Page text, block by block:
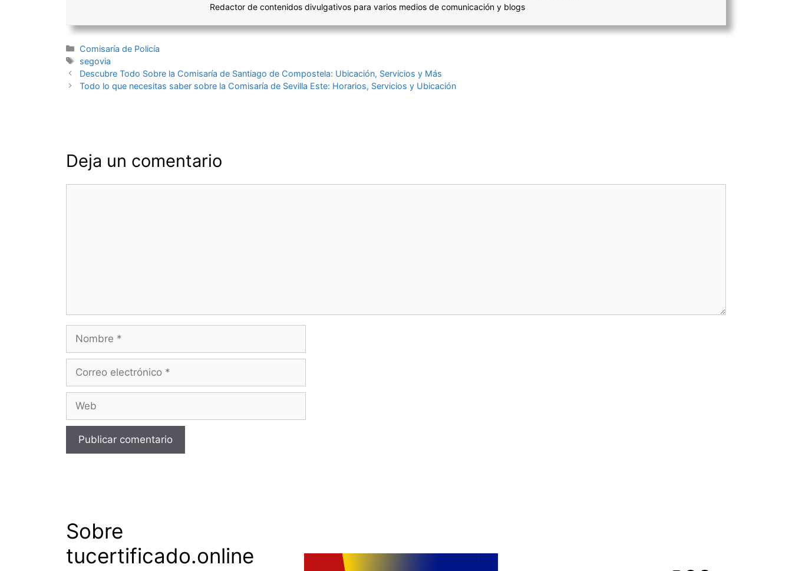
Redactor de contenidos divulgativos para varios medios de comunicación y blogs
Categorías
Comisaría de Policía
Etiquetas
segovia
Navegación
de
Descubre Todo Sobre la Comisaría de Santiago de Compostela: Ubicación, Servicios y Más
Todo lo que necesitas saber sobre la Comisaría de Sevilla Este: Horarios, Servicios y Ubicación
Deja un comentario
electrónico
Sobre
tucertificado.online